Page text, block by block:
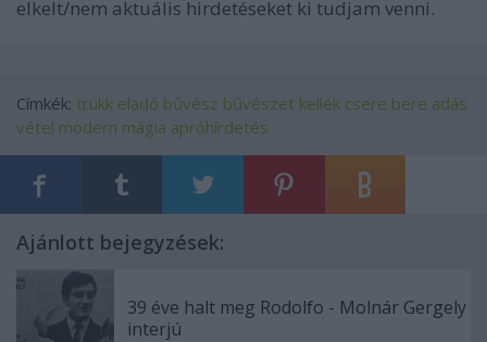
elkelt/nem aktuális hirdetéseket ki tudjam venni.
Címkék: trükk eladó bűvész bűvészet kellék csere bere adás
vétel modern mágia apróhírdetés
Ajánlott bejegyzések:
39 éve halt meg Rodolfo - Molnár Gergely
interjú